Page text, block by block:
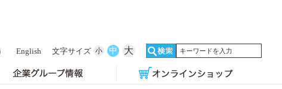
English 文字サイズ 小 中 大